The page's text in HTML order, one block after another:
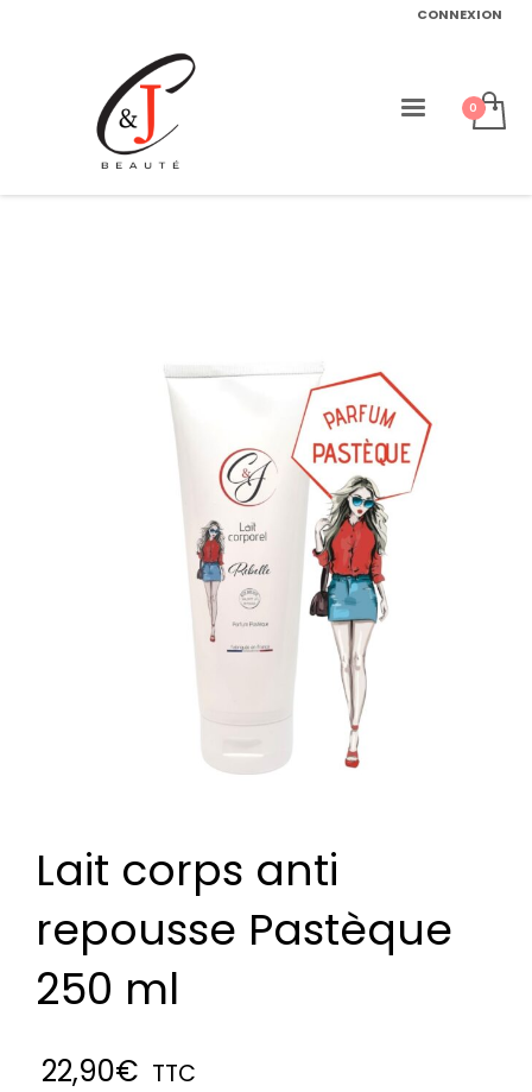
CONNEXION
Lait corps anti
repousse Pastèque
250 ml
22,90€ TTC